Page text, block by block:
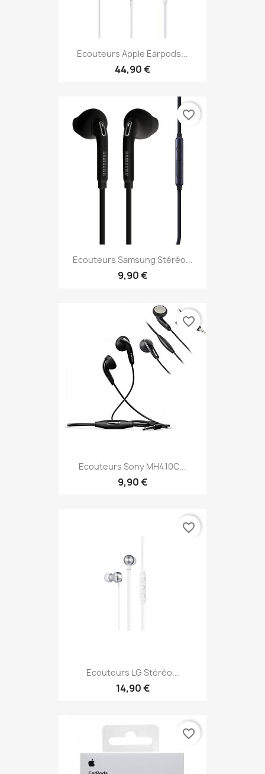
Ecouteurs Apple Earpods...
44,90 €
Ecouteurs Samsung Stéréo...
9,90 €
favorite_border
Ecouteurs Sony MH410C...
9,90 €
favorite_border
Ecouteurs LG Stéréo...
14,90 €
favorite_border
favorite_border